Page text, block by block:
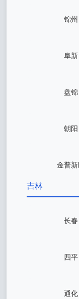
锦州
阜新
盘锦
朝阳
金普
吉林
长春
四平
通化